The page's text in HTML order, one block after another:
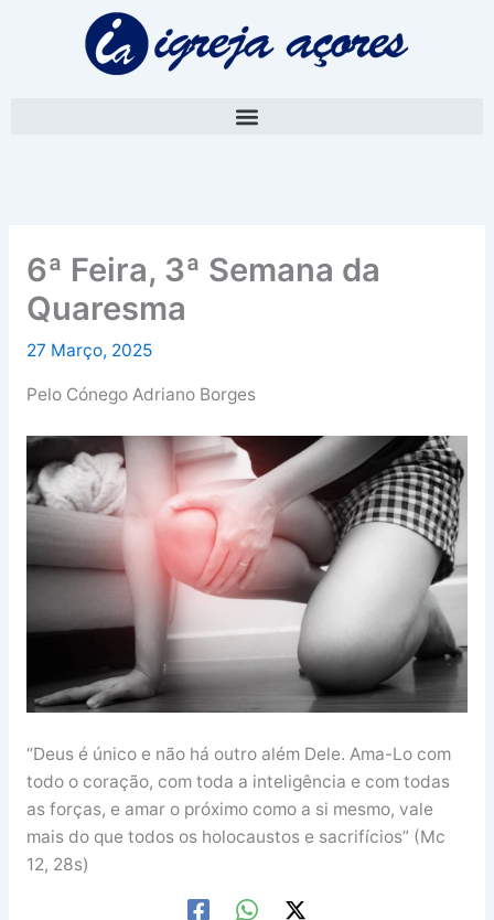
6ª Feira, 3ª Semana da
Quaresma
27 Março, 2025
Pelo Cónego Adriano Borges
“Deus é único e não há outro além Dele. Ama-Lo com
todo o coração, com toda a inteligência e com todas
as forças, e amar o próximo como a si mesmo, vale
mais do que todos os holocaustos e sacrifícios” (Mc
12, 28s)